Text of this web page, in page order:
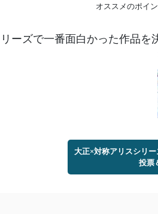
オススメのポイ
ーズで一番面白かった作品を
大正×対称アリスシリ
投票